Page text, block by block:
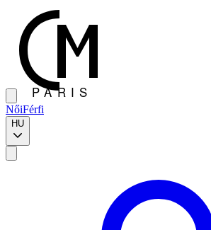
NőiFérfi
HU